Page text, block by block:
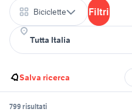
Biciclette Filtri
Salva ricerca
799 risultati